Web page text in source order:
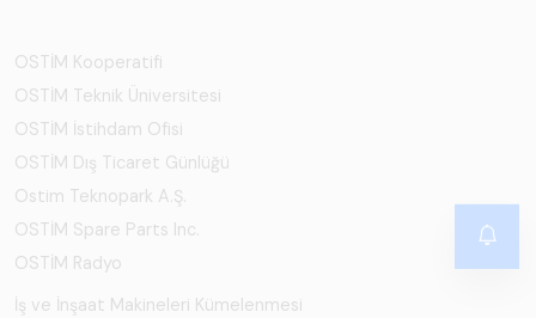
OSTİM Kooperatifi
OSTİM Teknik Üniversitesi
OSTİM İstihdam Ofisi
OSTİM Dış Ticaret Günlüğü
Ostim Teknopark A.Ş.
OSTİM Spare Parts Inc.
OSTİM Radyo
İş ve İnşaat Makineleri Kümelenmesi